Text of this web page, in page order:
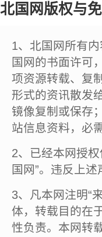
北国网版权与免
1、北国网所有
国网的书面许可
项资源转载、复
形式的资讯散发
镜像复制或保存
站信息资料，必
2、已经本网授
国网”。违反上
3、凡本网注明“
体，转载目的在
性负责。本网转